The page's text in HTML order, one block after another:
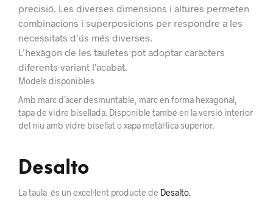
precisió. Les diverses dimensions i altures permeten
combinacions i superposicions per respondre a les
necessitats d’ús més diverses.
L’hexàgon de les tauletes pot adoptar caràcters
diferents variant l’acabat.
Models disponibles
Amb marc d’acer desmuntable, marc en forma hexagonal,
tapa de vidre bisellada. Disponible també en la versió interior
del niu amb vidre bisellat o xapa metàl·lica superior.
Desalto
La taula és un excel·lent producte de Desalto.